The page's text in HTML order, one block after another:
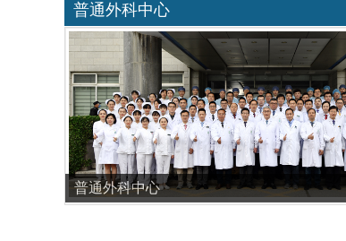
普通外科中心
普通外科中心